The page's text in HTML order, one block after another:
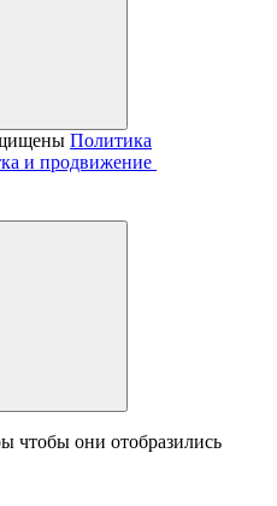
Политика
и продвижение
чтобы они отобразились